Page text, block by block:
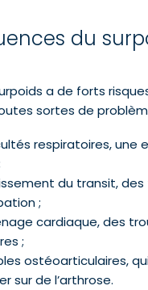
du
a de forts
sortes de
respiratoires, une
du transit,
;
cardiaque, des
;
ostéoarticulaires,
sur de l’arthrose.